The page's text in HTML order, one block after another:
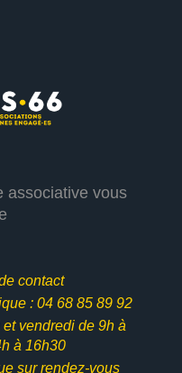
associative vous
contact
: 04 68 85 89 92
vendredi de 9h à
à 16h30
sur rendez-vous